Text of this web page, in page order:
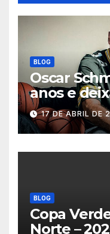
BLOG
Oscar
anos e
no17 DE ABRIL DE
BLOG
Copa
Norte –